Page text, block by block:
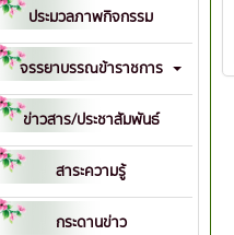
ประมวลภาพกิจกรรม
จรรยาบรรณข้าราชการ
ข่าวสาร/ประชาสัมพันธ์
สาระความรู้
กระดานข่าว